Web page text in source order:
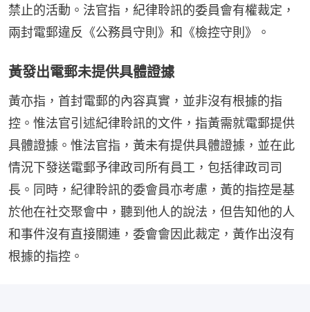
禁止的活動。法官指，紀律聆訊的委員會有權裁定，
兩封電郵違反《公務員守則》和《檢控守則》。
黃發出電郵未提供具體證據
黃亦指，首封電郵的內容真實，並非沒有根據的指
控。惟法官引述紀律聆訊的文件，指黃需就電郵提供
具體證據。惟法官指，黃未有提供具體證據，並在此
情況下發送電郵予律政司所有員工，包括律政司司
長。同時，紀律聆訊的委會員亦考慮，黃的指控是基
於他在社交聚會中，聽到他人的說法，但告知他的人
和事件沒有直接關連，委會會因此裁定，黃作出沒有
根據的指控。